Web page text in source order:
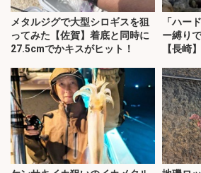
メタルジグで大型シロギスを狙
ってみた【佐賀】着底と同時に
27.5cmでかキスがヒット！
「ハー
ー縛り
【長崎